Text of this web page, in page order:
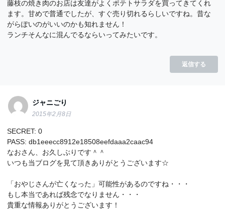
藤枝の焼き肉のお店は友達がよくポテトサラダを買ってきてくれ
ます。甘めで普通でしたが、すぐ売り切れるらしいですね。昔な
がらぽいのがいいのかも知れません！
ランチそんなに混んでるならいってみたいです。
返信する
ジャニごり
2015年2月8日
SECRET: 0
PASS: db1eeecc8912e18508eefdaaa2caac94
なおさん、お久しぶりです＾＾
いつも当ブログを見て頂きありがとうございます☆
「おやじさんが亡くなった」可能性があるのですね・・・
もし本当であれば残念でなりません・・・
貴重な情報ありがとうございます！